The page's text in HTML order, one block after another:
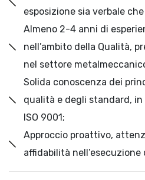
esposizione sia verbale
Almeno 2-4 anni di
nell’ambito della Qualità,
nel settore
Solida conoscenza dei
qualità e degli standard,
ISO 9001;
Approccio proattivo,
affidabilità nell’esecuzione